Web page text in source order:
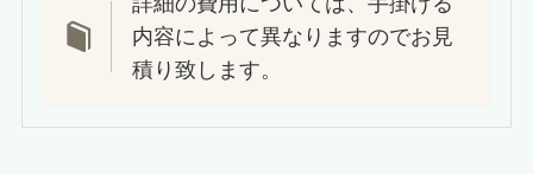
内容によって異なりますのでお見
積り致します。